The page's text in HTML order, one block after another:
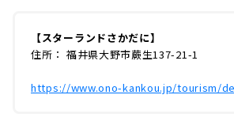
【スターランドさかだに】
住所： 福井県大野市蕨生137-21-1
https://www.ono-kankou.jp/tourism/